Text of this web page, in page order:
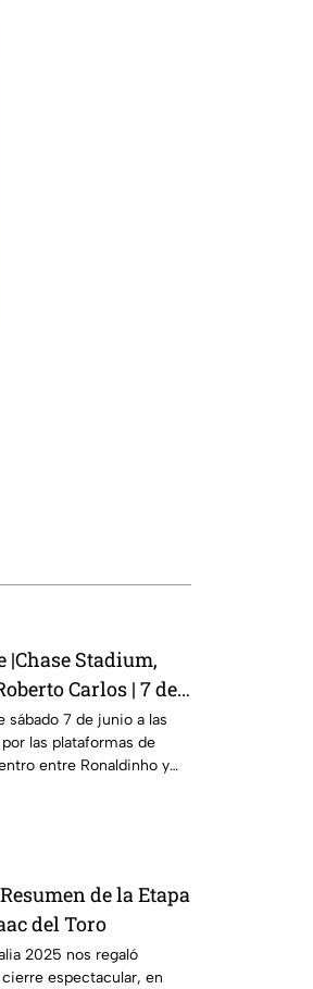
|Chase Stadium,
Carlos | 7 de
7 de junio a las
las plataformas de
entre Ronaldinho y
de la Etapa
del Toro
2025 nos regaló
espectacular, en